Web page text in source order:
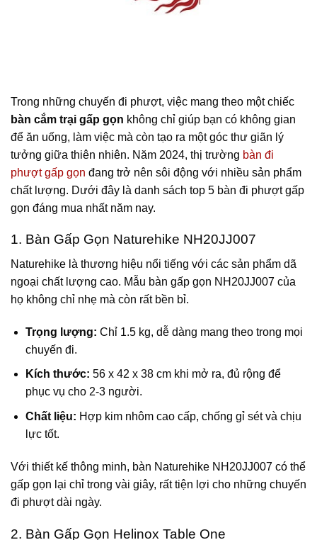
Trong những chuyến đi phượt, việc mang theo một chiếc
bàn cắm trại gấp gọn không chỉ giúp bạn có không gian
để ăn uống, làm việc mà còn tạo ra một góc thư giãn lý
tưởng giữa thiên nhiên. Năm 2024, thị trường bàn đi
phượt gấp gọn đang trở nên sôi động với nhiều sản phẩm
chất lượng. Dưới đây là danh sách top 5 bàn đi phượt gấp
gọn đáng mua nhất năm nay.
1. Bàn Gấp Gọn Naturehike NH20JJ007
Naturehike là thương hiệu nổi tiếng với các sản phẩm dã
ngoại chất lượng cao. Mẫu bàn gấp gọn NH20JJ007 của
họ không chỉ nhẹ mà còn rất bền bỉ.
Trọng lượng: Chỉ 1.5 kg, dễ dàng mang theo trong mọi
chuyến đi.
Kích thước: 56 x 42 x 38 cm khi mở ra, đủ rộng để
phục vụ cho 2-3 người.
Chất liệu: Hợp kim nhôm cao cấp, chống gỉ sét và chịu
lực tốt.
Với thiết kế thông minh, bàn Naturehike NH20JJ007 có thể
gấp gọn lại chỉ trong vài giây, rất tiện lợi cho những chuyến
đi phượt dài ngày.
2. Bàn Gấp Gọn Helinox Table One